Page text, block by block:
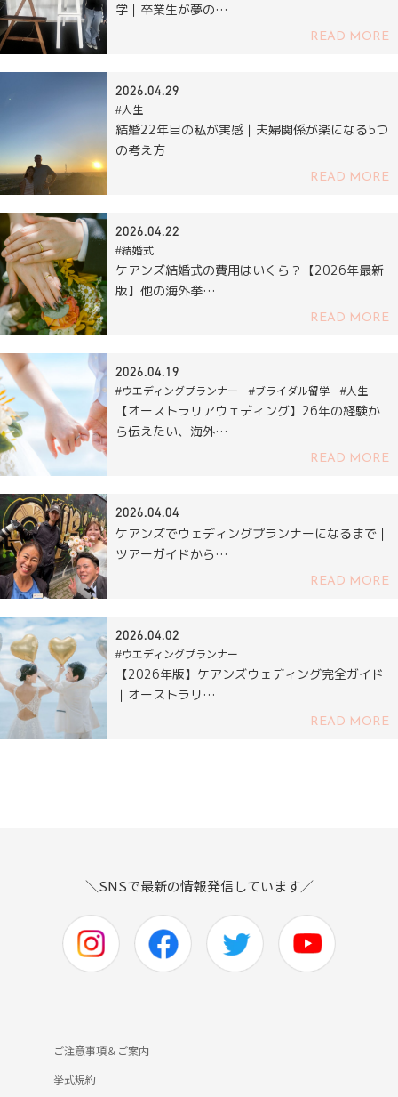
学｜卒業生が夢の…
READ MORE
2026.04.29
#人生
結婚22年目の私が実感｜夫婦関係が楽になる5つ
の考え方
READ MORE
2026.04.22
#結婚式
ケアンズ結婚式の費用はいくら？【2026年最新
版】他の海外挙…
READ MORE
2026.04.19
#ウエディングプランナー #ブライダル留学 #人生
【オーストラリアウェディング】26年の経験か
ら伝えたい、海外…
READ MORE
2026.04.04
ケアンズでウェディングプランナーになるまで｜
ツアーガイドから…
READ MORE
2026.04.02
#ウエディングプランナー
【2026年版】ケアンズウェディング完全ガイド
｜オーストラリ…
READ MORE
＼SNSで最新の情報発信しています／
ご注意事項＆ご案内
挙式規約